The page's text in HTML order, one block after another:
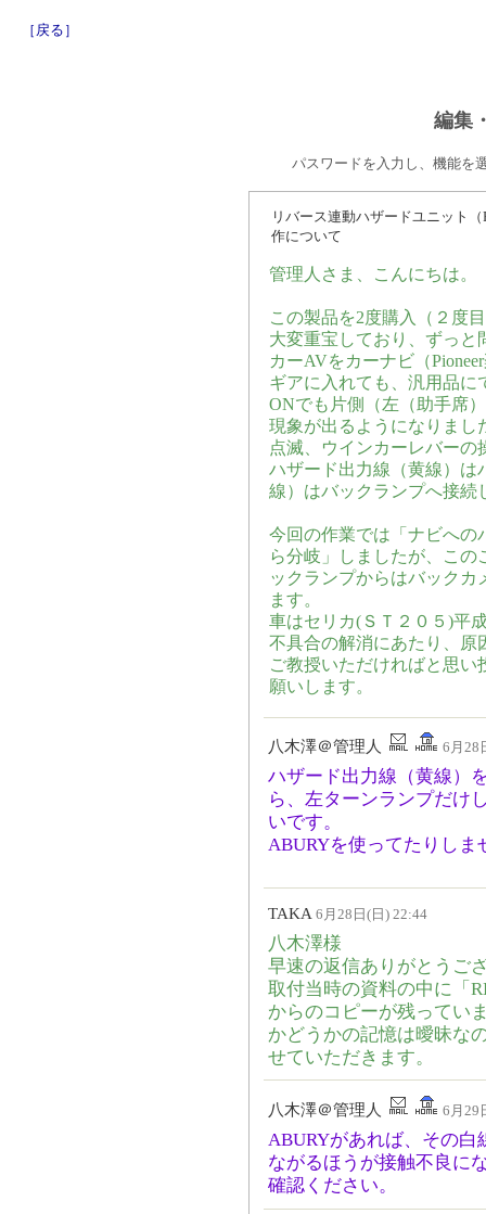
［戻る］
編集
パスワードを入力し、機能を
リバース連動ハザードユニット
作について
管理人さま、こんにちは。
この製品を2度購入（２度
大変重宝しており、ずっと
カーAVをカーナビ（
ギアに入れても、汎用品に
ONでも片側（左（助手席
現象が出るようになりまし
点滅、ウインカーレバー
ハザード出力線（黄線）は
線）はバックランプへ接続
今回の作業では「ナビへの
ら分岐」しましたが、こ
ックランプからはバックカ
ます。
車はセリカ(ＳＴ２０５)平
不具合の解消にあたり、原
ご教授いただければと思
願いします。
八木澤＠管理人 6月28
ハザード出力線（黄線）
ら、左ターンランプだけ
いです。
ABURYを使ってたりしま
TAKA 6月28日(日) 22:44
八木澤様
早速の返信ありがとうご
取付当時の資料の中に「
からのコピーが残ってい
かどうかの記憶は曖昧な
せていただきます。
八木澤＠管理人 6月29
ABURYがあれば、その
ながるほうが接触不良に
確認ください。